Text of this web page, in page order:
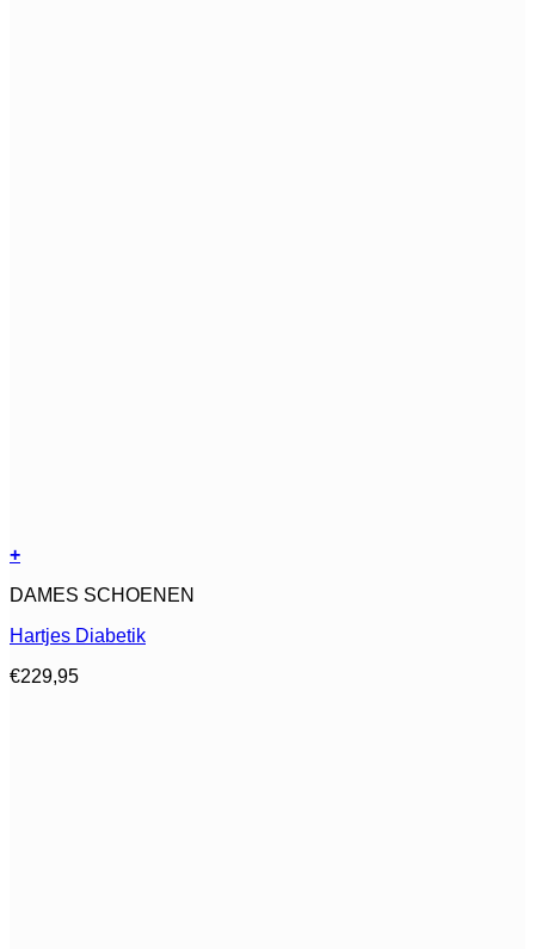
+
product
meerdere
Deze
DAMES SCHOENEN
Hartjes Diabetik
€229,95